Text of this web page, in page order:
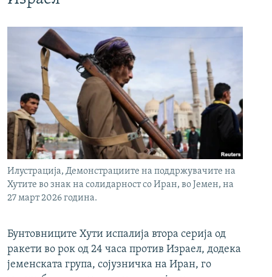
Илустрација, Демонстрациите на поддржувачите на
Хутите во знак на солидарност со Иран, во Јемен, на
27 март 2026 година.
Бунтовниците Хути испалија втора серија од
ракети во рок од 24 часа против Израел, додека
јеменската група, сојузничка на Иран, го